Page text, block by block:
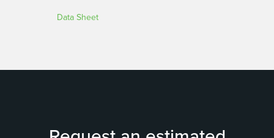
Voter Enrollment
Data Sheet